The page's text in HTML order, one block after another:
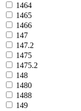
1464
1465
1466
147
147.2
1475
1475.2
148
1480
1488
149